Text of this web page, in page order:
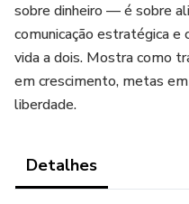
sobre dinheiro — é sobre
comunicação estratégica
vida a dois. Mostra como
em crescimento, metas
liberdade.
Detalhes